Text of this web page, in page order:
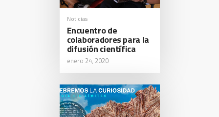
Noticias
Encuentro de
colaboradores para la
difusión científica
enero 24, 2020